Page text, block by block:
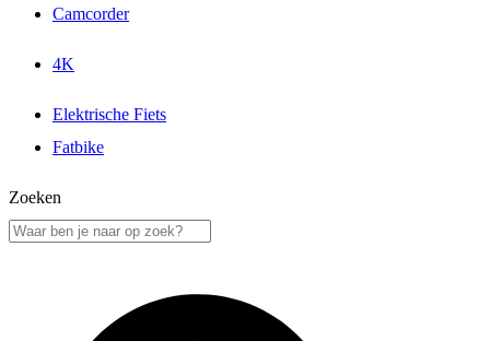
Camcorder
4K
Elektrische Fiets
Fatbike
Zoeken